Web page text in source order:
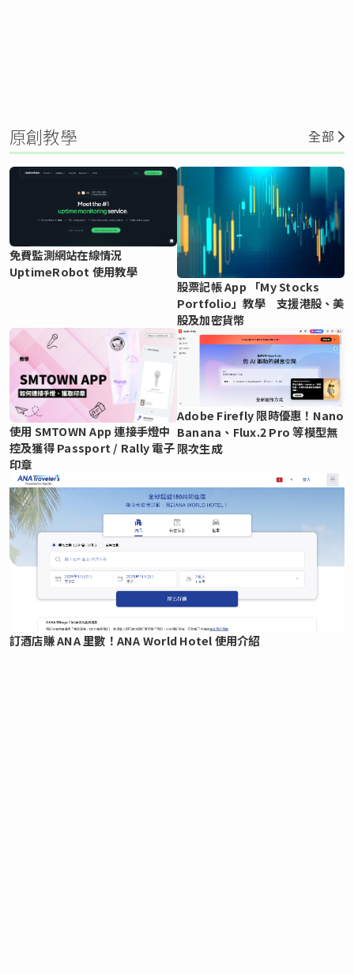
原創教學 全部
免費監測網站在線情況
UptimeRobot 使用教學
股票記帳 App 「My Stocks
Portfolio」教學 支援港股、美
股及加密貨幣
使用 SMTOWN App 連接手燈中
控及獲得 Passport / Rally 電子
印章
Adobe Firefly 限時優惠！Nano
Banana、Flux.2 Pro 等模型無
限次生成
訂酒店賺 ANA 里數！ANA World Hotel 使用介紹